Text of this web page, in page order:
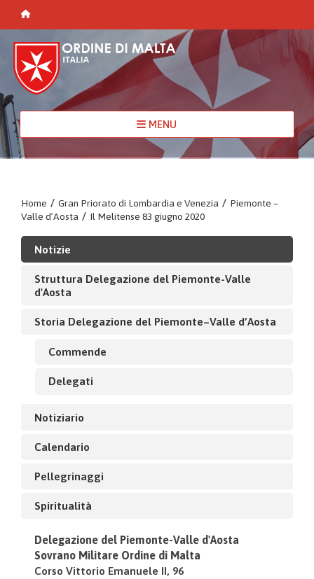
MENU
Home / Gran Priorato di Lombardia e Venezia / Piemonte –
Valle d’Aosta / Il Melitense 83 giugno 2020
Notizie
Struttura Delegazione del Piemonte-Valle
d'Aosta
Storia Delegazione del Piemonte–Valle d’Aosta
Commende
Delegati
Notiziario
Calendario
Pellegrinaggi
Spiritualità
Delegazione del Piemonte-Valle d'Aosta
Sovrano Militare Ordine di Malta
Corso Vittorio Emanuele II, 96